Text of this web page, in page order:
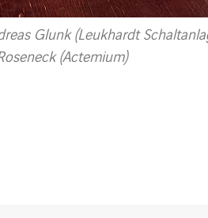
Glunk (Leukhardt
(Actemium)